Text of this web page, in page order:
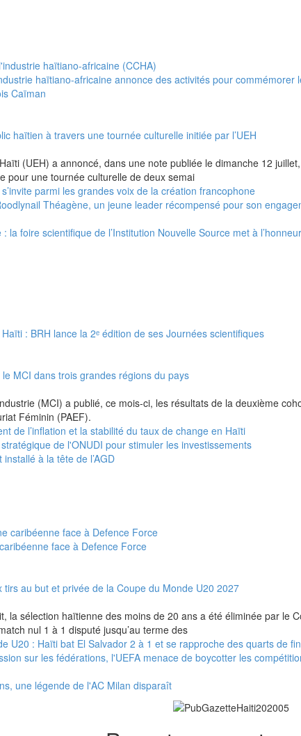
haïtiano-africaine annonce des activités pour commémorer
Caïman
haïtien à travers une tournée culturelle initiée par l’UEH
(UEH) a annoncé, dans une note publiée le dimanche 12
pour une tournée culturelle de deux semai
parmi les grandes voix de la création francophone
Théagène, un jeune leader récompensé pour son
la foire scientifique de l’Institution Nouvelle Source met à
: BRH lance la 2ᵉ édition de ses Journées scientifiques
MCI dans trois grandes régions du pays
(MCI) a publié, ce mois-ci, les résultats de la deuxième
Féminin (PAEF).
de l’inflation et la stabilité du taux de change en Haïti
de l'ONUDI pour stimuler les investissements
à la tête de l’AGD
face à Defence Force
au but et privée de la Coupe du Monde U20 2027
la sélection haïtienne des moins de 20 ans a été éliminée par le
nul 1 à 1 disputé jusqu’au terme des
U20 : Haïti bat El Salvador 2 à 1 et se rapproche des quarts de
sur les fédérations, l'UEFA menace de boycotter les
une légende de l'AC Milan disparaît